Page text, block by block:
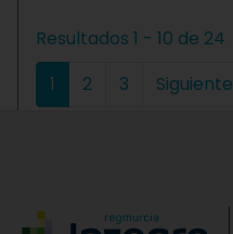
Resultados 1 - 10 de 24
1
2 3 Siguiente